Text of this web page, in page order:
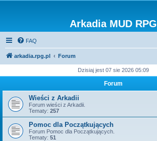
Arkadia MUD RPG
FAQ
arkadia.rpg.pl Forum
Dzisiaj jest 07 sie 2026 05:09
Forum
Wieści z Arkadii
Forum wieści z Arkadii.
Tematy: 257
Pomoc dla Początkujących
Forum Pomoc dla Początkujących.
Tematy: 51